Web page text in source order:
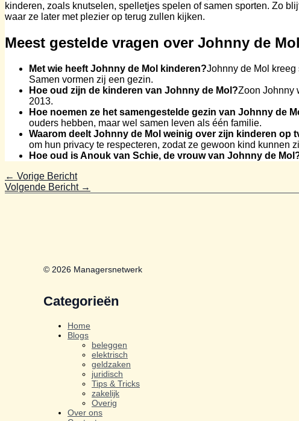
kinderen, zoals knutselen, spelletjes spelen of samen sporten. Zo
waar ze later met plezier op terug zullen kijken.
Meest gestelde vragen over Johnny de
Met wie heeft Johnny de Mol kinderen?Johnny de Mol
Samen vormen zij een gezin.
Hoe oud zijn de kinderen van Johnny de Mol?Zoon Johnny
2013.
Hoe noemen ze het samengestelde gezin van Johnny de
ouders hebben, maar wel samen leven als één familie.
Waarom deelt Johnny de Mol weinig over zijn kinderen op
om hun privacy te respecteren, zodat ze gewoon kind kunnen
Hoe oud is Anouk van Schie, de vrouw van Johnny de
← Vorige Bericht
Volgende Bericht →
© 2026 Managersnetwerk
Categorieën
Home
Blogs
beleggen
elektrisch
geldzaken
juridisch
Tips & Tricks
zakelijk
Overig
Over ons